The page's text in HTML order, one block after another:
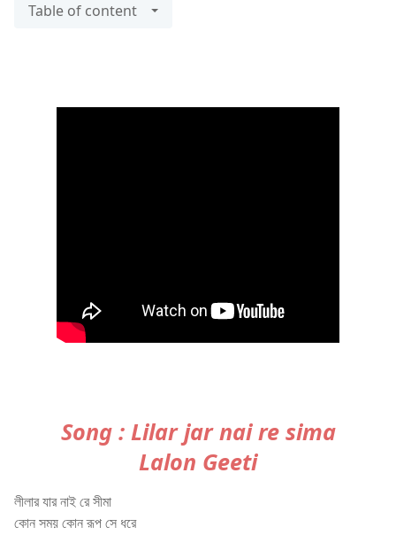
Table of content
Song : Lilar jar nai re sima
Lalon Geeti
লীলার যার নাই রে সীমা
কোন সময় কোন রূপ সে ধরে